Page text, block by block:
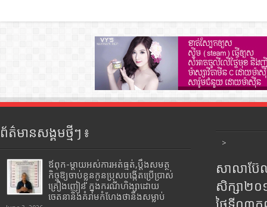
ព័ត៌មានសង្គមថ្មីៗ ៖
ឪពុក-ម្ដាយអស់ការអត់ធ្មត់,ប្ដឹងសមត្ថ
កិច្ចឱ្យចាប់ខ្លួនកូនប្រុសបង្កើតប្រើប្រាស់
គ្រឿងញៀន ក្នុងករណីហិង្សាដោយ
ចេតនានិងគំរាមកំហែងថានឹងសម្លាប់
>
សាលាប៊ែ
សិក្សា២